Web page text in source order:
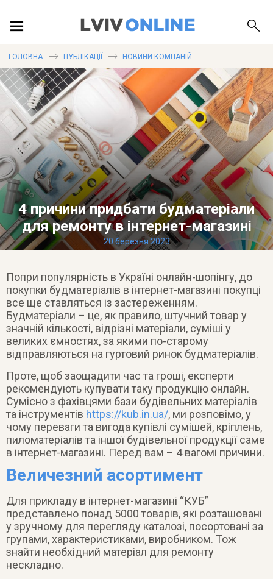
ЛОКАЦІЇ
ПУБЛІКАЦІЇ
ДОВІДКА
ГОЛОВНА ПУБЛІКАЦІЇ НОВИНИ КОМПАНІЙ
4 причини придбати будматеріали
для ремонту в інтернет-магазині
20 березня 2023
Попри популярність в Україні онлайн-шопінгу, до
покупки будматеріалів в інтернет-магазині покупці
все ще ставляться із застереженням.
Будматеріали – це, як правило, штучний товар у
значній кількості, відрізні матеріали, суміші у
великих ємностях, за якими по-старому
відправляються на гуртовий ринок будматеріалів.
Проте, щоб заощадити час та гроші, експерти
рекомендують купувати таку продукцію онлайн.
Сумісно з фахівцями бази будівельних матеріалів
та інструментів https://kub.in.ua/, ми розповімо, у
чому переваги та вигода купівлі сумішей, кріплень,
пиломатеріалів та іншої будівельної продукції саме
в інтернет-магазині. Перед вам – 4 вагомі причини.
Величезний асортимент
Для прикладу в інтернет-магазині “КУБ”
представлено понад 5000 товарів, які розташовані
у зручному для перегляду каталозі, посортовані за
групами, характеристиками, виробником. Тож
знайти необхідний матеріал для ремонту
нескладно.